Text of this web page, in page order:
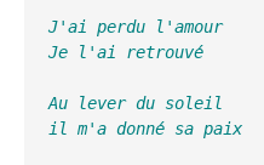
J'ai perdu l'amour
Je l'ai retrouvé
Au lever du soleil
il m'a donné sa paix